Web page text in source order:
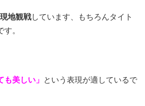
地観戦しています、もちろんタイト
。
も美しい」 という表現が適しているで